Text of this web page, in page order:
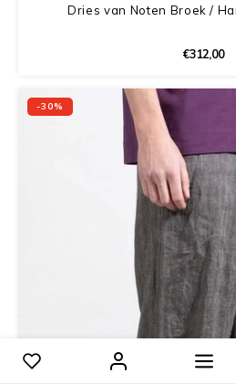
Dries van Noten Broek /
€312,00
-30%
Vergelijk producten